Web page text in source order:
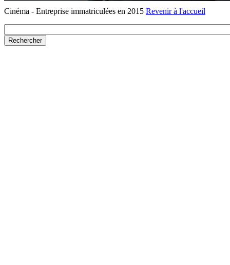
Cinéma - Entreprise immatriculées en 2015 Revenir à l'accueil